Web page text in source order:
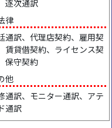
逐次通訳
律
通訳、代理店契約、雇用契
賃貸借契約、ライセンス契
保守契約
他
通訳、モニター通訳、アテ
通訳